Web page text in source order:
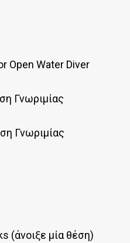
Open Water Diver
Γνωριμίας
Γνωριμίας
(άνοιξε μία θέση)